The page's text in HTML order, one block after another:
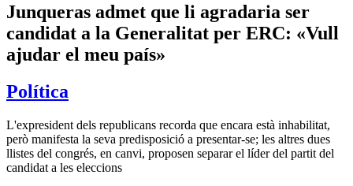
Junqueras admet que li agradaria ser
candidat a la Generalitat per ERC: «Vull
ajudar el meu país»
Política
L'expresident dels republicans recorda que encara està inhabilitat,
però manifesta la seva predisposició a presentar-se; les altres dues
llistes del congrés, en canvi, proposen separar el líder del partit del
candidat a les eleccions